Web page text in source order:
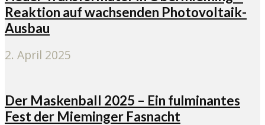
Reaktion auf wachsenden Photovoltaik-
Ausbau
2. April 2025
Der Maskenball 2025 – Ein fulminantes
Fest der Mieminger Fasnacht